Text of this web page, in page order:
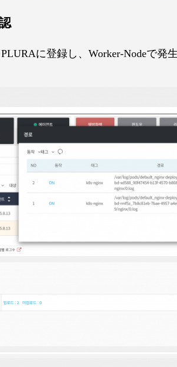
に登録し、Worker-Nodeで